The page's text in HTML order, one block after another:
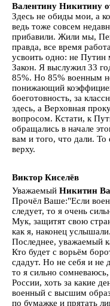
Валентину Никитину
Здесь не обиды мои, а
ведь тоже совсем
прибавили. Жили мы,
правда, все время
усвоить одно: не Путин
Закон. Я выслужил 33
85%. Но 85% военным
понижающий
боеготовность, за
здесь, а Верховная
вопросом. Кстати, к
обращались в начале
вам и того, что дали. То
верху.
Виктор Киселёв
Уважаемый Никитин
Прочёл Ваше:"Если
следует, то я очень
Мук, защитят свою
как я, наконец
Последнее, уважаемый
Кто будет с ворьём
сдадут. Но не себя и не
то я сильно
России, хоть за какие
военный с высшим
по бумажке и